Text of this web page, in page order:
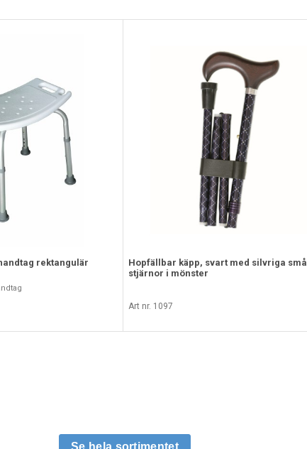
rektangulär
Hopfällbar käpp, svart med silvriga små
stjärnor i mönster
Art nr. 1097
Se hela sortimentet